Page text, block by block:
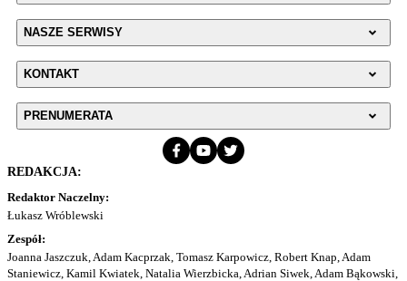
NASZE SERWISY
KONTAKT
PRENUMERATA
REDAKCJA:
Redaktor Naczelny:
Łukasz Wróblewski
Zespół:
Joanna Jaszczuk, Adam Kacprzak, Tomasz Karpowicz, Robert Knap, Adam
Staniewicz, Kamil Kwiatek, Natalia Wierzbicka, Adrian Siwek, Adam Bąkowski,